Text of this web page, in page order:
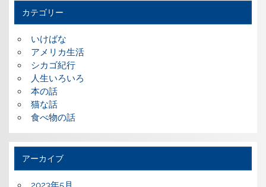
カテゴリー
いけばな
アメリカ生活
シカゴ紀行
人生いろいろ
本の話
猫な話
食べ物の話
アーカイブ